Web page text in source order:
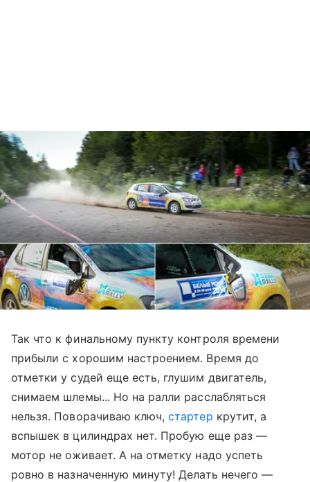
Так что к финальному пункту контроля времени
прибыли с хорошим настроением. Время до
отметки у судей еще есть, глушим двигатель,
снимаем шлемы... Но на ралли расслабляться
нельзя. Поворачиваю ключ,стартер крутит, а
вспышек в цилиндрах нет. Пробую еще раз —
мотор не оживает. А на отметку надо успеть
ровно в назначенную минуту! Делать нечего —